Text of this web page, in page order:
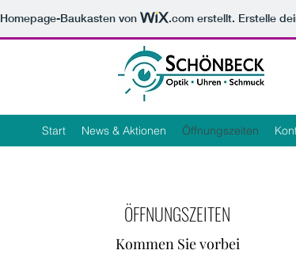
Baukasten von .com erstellt. Erstelle
Start News & Aktionen Öffnungszeiten
ÖFFNUNGSZEITEN
Kommen Sie vorbei